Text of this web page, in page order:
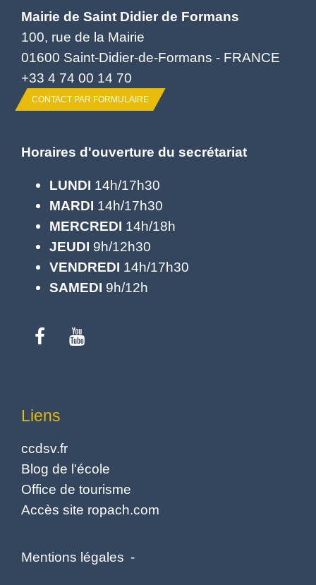
Mairie de Saint Didier de Formans
100, rue de la Mairie
01600 Saint-Didier-de-Formans - FRANCE
+33 4 74 00 14 70
CONTACT PAR FORMULAIRE
Horaires d'ouverture du secrétariat
LUNDI 14h/17h30
MARDI 14h/17h30
MERCREDI 14h/18h
JEUDI 9h/12h30
VENDREDI 14h/17h30
SAMEDI 9h/12h
Liens
ccdsv.fr
Blog de l'école
Office de tourisme
Accès site ropach.com
Mentions légales -